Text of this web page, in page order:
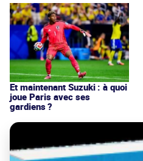
Et maintenant Suzuki : à quoi
joue Paris avec ses
gardiens ?